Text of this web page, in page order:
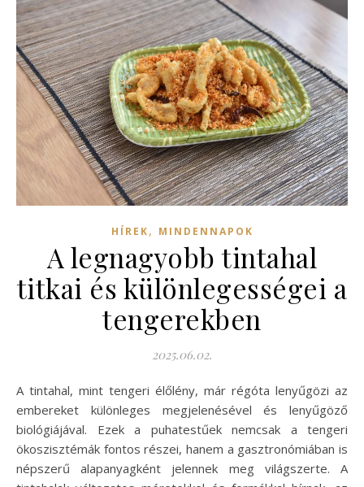
HÍREK, MINDENNAPOK
A legnagyobb tintahal
titkai és különlegességei a
tengerekben
2025.06.02.
A tintahal, mint tengeri élőlény, már régóta lenyűgözi az
embereket különleges megjelenésével és lenyűgöző
biológiájával. Ezek a puhatestűek nemcsak a tengeri
ökoszisztémák fontos részei, hanem a gasztronómiában is
népszerű alapanyagként jelennek meg világszerte. A